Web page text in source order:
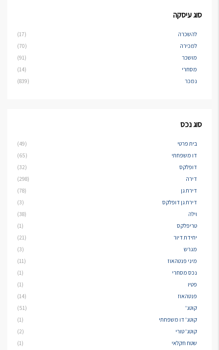
סוג עיסקה
להשכרה
(17)
למכירה
(70)
מושכר
(91)
מסחרי
(14)
נמכר
(839)
סוג נכס
בית פרטי
(49)
דו משפחתי
(65)
דופלקס
(32)
דירה
(298)
דירת גן
(78)
דירת גן דופלקס
(3)
וילה
(38)
טריפלקס
(1)
יחידת דיור
(21)
מגרש
(3)
מיני פנטהאוז
(11)
נכס מסחרי
(1)
פטיו
(1)
פנטהאוז
(14)
קוטג'
(51)
קוטג' דו משפחתי
(1)
קוטג' טורי
(2)
שטח חקלאי
(1)